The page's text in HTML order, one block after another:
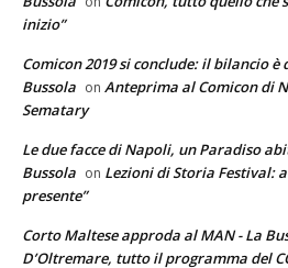
inizio”
Comicon 2019 si conclude: il bilancio è
Bussola on Anteprima al Comicon di
Sematary
Le due facce di Napoli, un Paradiso
Bussola on Lezioni di Storia Festival:
presente”
Corto Maltese approda al MAN - La
D’Oltremare, tutto il programma del